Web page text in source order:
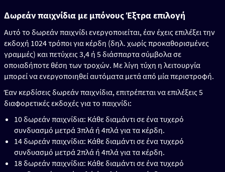
Δωρεάν παιχνίδια με μπόνους Έξτρα επιλογή
Αυτό το δωρεάν παιχνίδι ενεργοποιείται, έαν έχεις επιλέξει την
εκδοχή 1024 τρόποι για κέρδη (δηλ. χωρίς προκαθορισμένες
γραμμές) και πετύχεις 3,4 ή 5 διάσπαρτα σύμβολα σε
οποιαδήποτε θέση των τροχών. Με λίγη τύχη η λειτουργία
μπορεί να ενεργοποιηθεί αυτόματα μετά από μία περιστροφή.
Έαν κερδίσεις δωρεάν παιχνίδια, επιτρέπεται να επιλέξεις 5
διαφορετικές εκδοχές για το παιχνίδι:
10 δωρεάν παιχνίδια: Κάθε διαμάντι σε ένα τυχερό
συνδυασμό μετρά 3πλά ή 4πλά για τα κέρδη.
14 δωρεάν παιχνίδια: Κάθε διαμάντι σε ένα τυχερό
συνδυασμό μετρά 2πλά ή 4πλά για τα κέρδη.
18 δωρεάν παιχνίδια: Κάθε διαμάντι σε ένα τυχερό